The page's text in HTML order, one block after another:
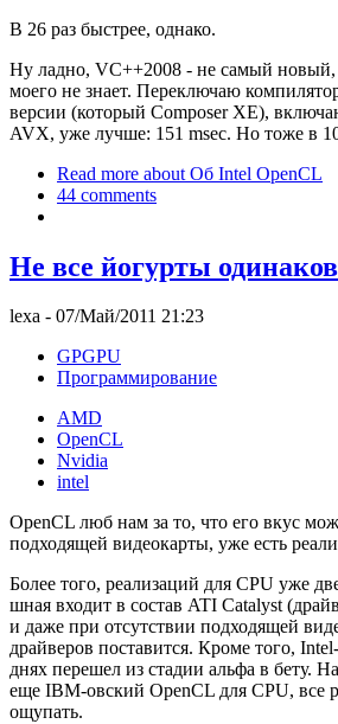
В 26 раз быстрее, однако.
Ну ладно, VC++2008 - не самый новый,
моего не знает. Переключаю
версии (который Composer XE),
AVX, уже лучше: 151 msec. Но тоже в
Read more about Об Intel OpenCL
44 comments
Не все йогурты
lexa - 07/Май/2011 21:23
GPGPU
Программирование
AMD
OpenCL
Nvidia
intel
OpenCL люб нам за то, что его вкус
подходящей видеокарты, уже есть
Более того, реализаций для CPU уже
шная входит в состав ATI Catalyst
и даже при отсутствии подходящей
драйверов поставится. Кроме того,
днях перешел из стадии альфа в бету.
еще IBM-овский OpenCL для CPU, все
ощупать.